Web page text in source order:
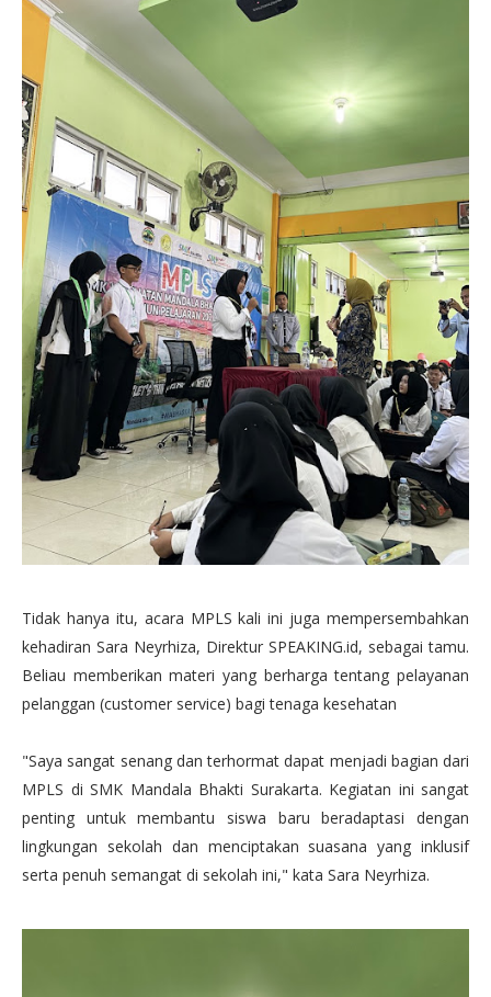
Tidak hanya itu, acara MPLS kali ini juga mempersembahkan
kehadiran Sara Neyrhiza, Direktur SPEAKING.id, sebagai tamu.
Beliau memberikan materi yang berharga tentang pelayanan
pelanggan (customer service) bagi tenaga kesehatan
"Saya sangat senang dan terhormat dapat menjadi bagian dari
MPLS di SMK Mandala Bhakti Surakarta. Kegiatan ini sangat
penting untuk membantu siswa baru beradaptasi dengan
lingkungan sekolah dan menciptakan suasana yang inklusif
serta penuh semangat di sekolah ini," kata Sara Neyrhiza.